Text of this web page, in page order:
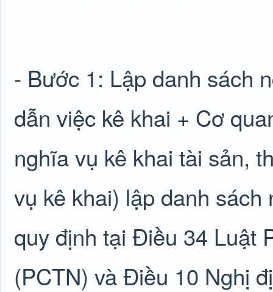
- Bước 1: Lập danh sách
dẫn việc kê khai + Cơ
nghĩa vụ kê khai tài sản,
vụ kê khai) lập danh
quy định tại Điều 34 Luật
(PCTN) và Điều 10 Nghị